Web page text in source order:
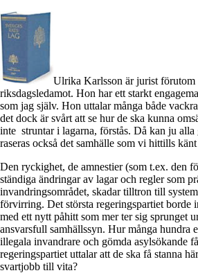
Ulrika Karlsson är jurist förutom
riksdagsledamot. Hon har ett starkt
som jag själv. Hon uttalar många både
det dock är svårt att se hur de ska kunna
inte struntar i lagarna, förstås. Då kan ju alla
raseras också det samhälle som vi hittills känt
Den ryckighet, de amnestier (som t.ex. den
ständiga ändringar av lagar och regler som
invandringsområdet, skadar tilltron till
förvirring. Det största regeringspartiet borde
med ett nytt påhitt som mer ter sig sprunget
ansvarsfull samhällssyn. Hur många hundra
illegala invandrare och gömda asylsökande
regeringspartiet uttalar att de ska få stanna
svartjobb till vita?